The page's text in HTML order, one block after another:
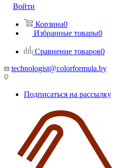
Войти
Корзина0
Избранные товары0
Сравнение товаров0
technologist@colorformula.by
Подписаться на рассылку